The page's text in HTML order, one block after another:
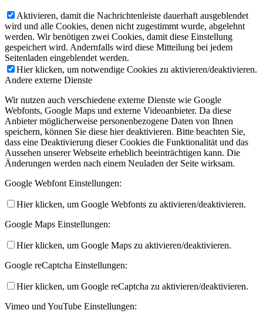
Aktivieren, damit die Nachrichtenleiste dauerhaft ausgeblendet
wird und alle Cookies, denen nicht zugestimmt wurde, abgelehnt
werden. Wir benötigen zwei Cookies, damit diese Einstellung
gespeichert wird. Andernfalls wird diese Mitteilung bei jedem
Seitenladen eingeblendet werden.
Hier klicken, um notwendige Cookies zu aktivieren/deaktivieren.
Andere externe Dienste
Wir nutzen auch verschiedene externe Dienste wie Google
Webfonts, Google Maps und externe Videoanbieter. Da diese
Anbieter möglicherweise personenbezogene Daten von Ihnen
speichern, können Sie diese hier deaktivieren. Bitte beachten Sie,
dass eine Deaktivierung dieser Cookies die Funktionalität und das
Aussehen unserer Webseite erheblich beeinträchtigen kann. Die
Änderungen werden nach einem Neuladen der Seite wirksam.
Google Webfont Einstellungen:
Hier klicken, um Google Webfonts zu aktivieren/deaktivieren.
Google Maps Einstellungen:
Hier klicken, um Google Maps zu aktivieren/deaktivieren.
Google reCaptcha Einstellungen:
Hier klicken, um Google reCaptcha zu aktivieren/deaktivieren.
Vimeo und YouTube Einstellungen: